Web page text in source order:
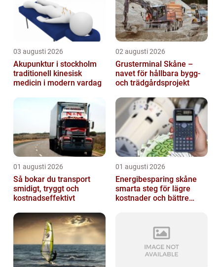
03 augusti 2026
Akupunktur i stockholm
traditionell kinesisk
medicin i modern vardag
02 augusti 2026
Grusterminal Skåne –
navet för hållbara bygg-
och trädgårdsprojekt
01 augusti 2026
Så bokar du transport
smidigt, tryggt och
kostnadseffektivt
01 augusti 2026
Energibesparing skåne
smarta steg för lägre
kostnader och bättre